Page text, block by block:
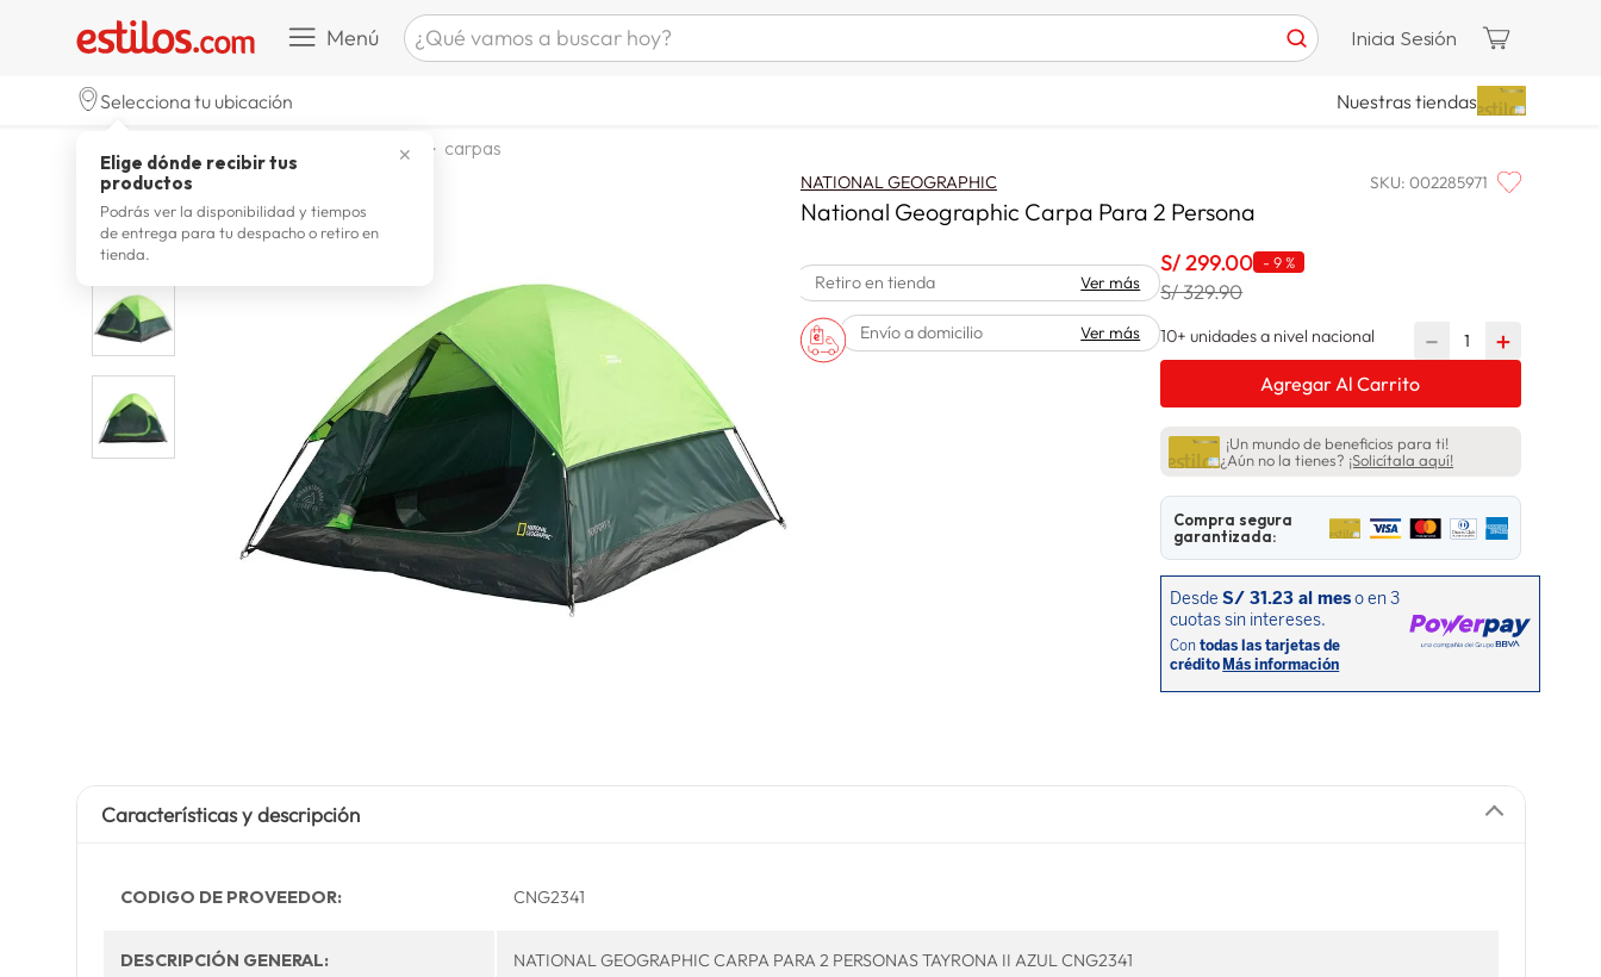
Menú ¿Qué vamos a buscar hoy?
zapatillas mujer
zapatillas
6.
7 laptop
terrex
lavadora
spiderman
Inicia Sesión
Selecciona tu ubicación
✕
Elige dónde recibir tus
productos
Podrás ver la disponibilidad y tiempos
de entrega para tu despacho o retiro en
tienda.
Nuestras tiendas
camping carpas
NATIONAL GEOGRAPHIC SKU: 002285971
National Geographic Carpa Para 2 Persona
Retiro en tienda Ver más
Envío a domicilio Ver más
S/299.00 -9 %
S/ 329.90
10+ unidades a nivel nacional ＋
－
Agregar Al Carrito
¡Un mundo de beneficios para ti!
¿Aún no la tienes? ¡Solicítala aquí!
Compra segura
garantizada:
Características y descripción
CODIGO DE PROVEEDOR: CNG2341
DESCRIPCIÓN GENERAL: NATIONAL GEOGRAPHIC CARPA PARA 2 PERSONAS TAYRONA II AZUL CNG2341